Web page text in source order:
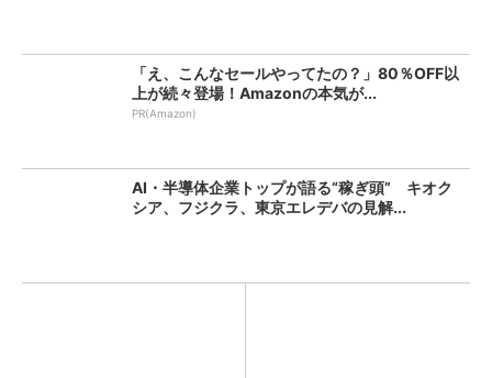
「え、こんなセールやってたの？」80％OFF以
上が続々登場！Amazonの本気が...
PR(Amazon)
AI・半導体企業トップが語る“稼ぎ頭” キオク
シア、フジクラ、東京エレデバの見解...